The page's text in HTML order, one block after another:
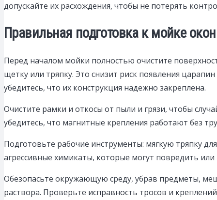
допускайте их расхождения, чтобы не потерять
Правильная подготовка к мойке
Перед началом мойки полностью очистите
щетку или тряпку. Это снизит риск появления
убедитесь, что их конструкция надежно закреплена.
Очистите рамки и откосы от пыли и грязи, чтобы
убедитесь, что магнитные крепления работают без
Подготовьте рабочие инструменты: мягкую тряпку
агрессивные химикаты, которые могут повредить
Обезопасьте окружающую среду, убрав предметы,
раствора. Проверьте исправность тросов и